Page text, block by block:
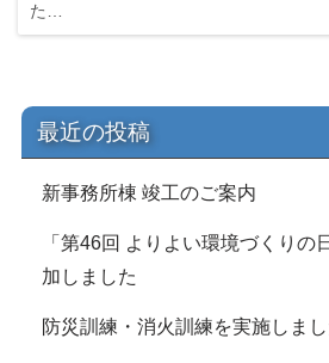
た…
最近の投稿
新事務所棟 竣工のご案内
「第46回 よりよい環境づくりの
加しました
防災訓練・消火訓練を実施しま